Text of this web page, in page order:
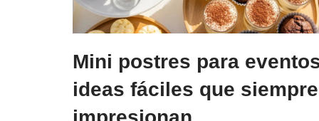
Mini postres para
ideas fáciles que siempre